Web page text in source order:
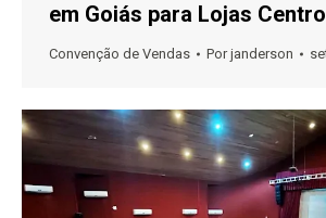
em Goiás para Lojas Centro
Convenção de Vendas Porjanderson